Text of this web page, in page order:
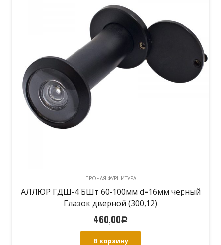
ПРОЧАЯ ФУРНИТУРА
АЛЛЮР ГДШ-4 БШт 60-100мм d=16мм черный
Глазок дверной (300,12)
460,00Р
В корзину